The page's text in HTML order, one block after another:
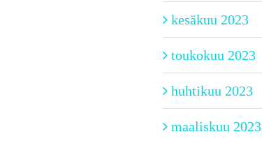
kesäkuu 2023
toukokuu 2023
huhtikuu 2023
maaliskuu 2023